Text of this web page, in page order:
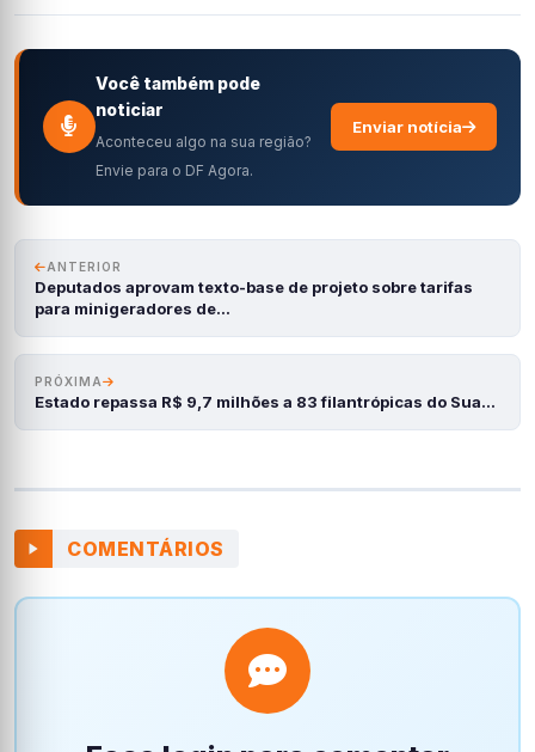
Você também pode
noticiar
Aconteceu algo na sua região?
Envie para o DF Agora.
Enviar notícia
ANTERIOR
Deputados aprovam texto-base de projeto sobre tarifas
para minigeradores de…
PRÓXIMA
Estado repassa R$ 9,7 milhões a 83 filantrópicas do Sua…
COMENTÁRIOS